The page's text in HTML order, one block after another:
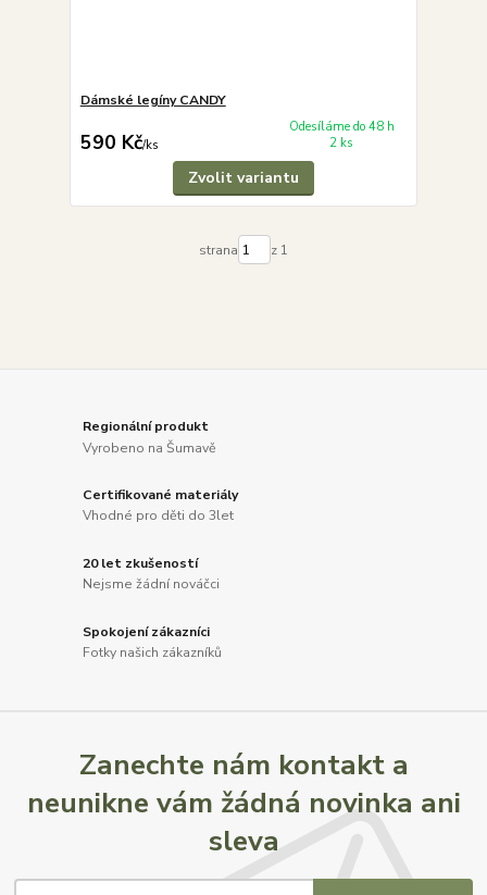
Dámské legíny CANDY
590 Kč/ks
Odesíláme do 48 h
2 ks
Zvolit variantu
strana z 1
Regionální produkt
Vyrobeno na Šumavě
Certifikované materiály
Vhodné pro děti do 3let
20 let zkušeností
Nejsme žádní nováčci
Spokojení zákazníci
Fotky našich zákazníků
Zanechte nám kontakt a
neunikne vám žádná novinka ani
sleva